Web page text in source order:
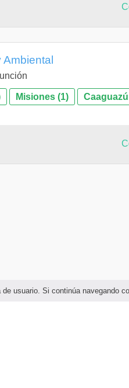
usuario. Si continúa navegando
Ambiental
Misiones (1)